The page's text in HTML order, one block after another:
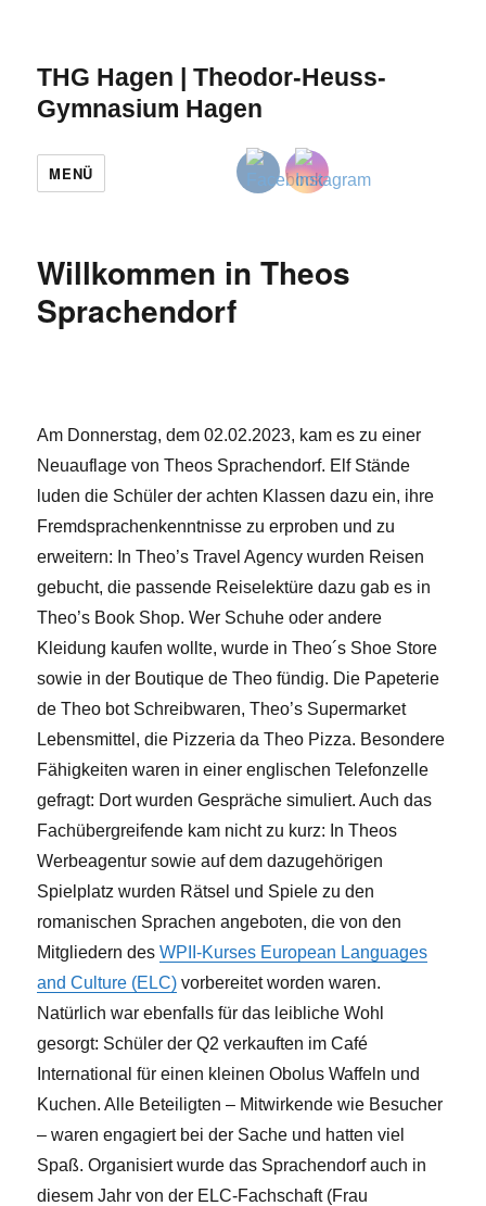
THG Hagen | Theodor-Heuss-
Gymnasium Hagen
MENÜ
Willkommen in Theos
Sprachendorf
Am Donnerstag, dem 02.02.2023, kam es zu einer
Neuauflage von Theos Sprachendorf. Elf Stände
luden die Schüler der achten Klassen dazu ein, ihre
Fremdsprachenkenntnisse zu erproben und zu
erweitern: In Theo’s Travel Agency wurden Reisen
gebucht, die passende Reiselektüre dazu gab es in
Theo’s Book Shop. Wer Schuhe oder andere
Kleidung kaufen wollte, wurde in Theo´s Shoe Store
sowie in der Boutique de Theo fündig. Die Papeterie
de Theo bot Schreibwaren, Theo’s Supermarket
Lebensmittel, die Pizzeria da Theo Pizza. Besondere
Fähigkeiten waren in einer englischen Telefonzelle
gefragt: Dort wurden Gespräche simuliert. Auch das
Fachübergreifende kam nicht zu kurz: In Theos
Werbeagentur sowie auf dem dazugehörigen
Spielplatz wurden Rätsel und Spiele zu den
romanischen Sprachen angeboten, die von den
Mitgliedern desWPII-Kurses European Languages
and Culture (ELC) vorbereitet worden waren.
Natürlich war ebenfalls für das leibliche Wohl
gesorgt: Schüler der Q2 verkauften im Café
International für einen kleinen Obolus Waffeln und
Kuchen. Alle Beteiligten – Mitwirkende wie Besucher
– waren engagiert bei der Sache und hatten viel
Spaß. Organisiert wurde das Sprachendorf auch in
diesem Jahr von der ELC-Fachschaft (Frau